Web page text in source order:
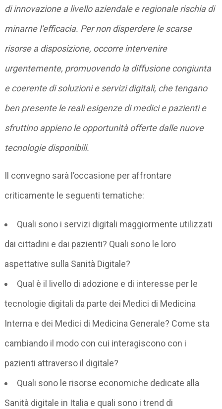
di innovazione a livello aziendale e regionale rischia di
minarne l’efficacia. Per non disperdere le scarse
risorse a disposizione, occorre intervenire
urgentemente, promuovendo la diffusione congiunta
e coerente di soluzioni e servizi digitali, che tengano
ben presente le reali esigenze di medici e pazienti e
sfruttino appieno le opportunità offerte dalle nuove
tecnologie disponibili.
Il convegno sarà l’occasione per affrontare
criticamente le seguenti tematiche:
Quali sono i servizi digitali maggiormente utilizzati
dai cittadini e dai pazienti? Quali sono le loro
aspettative sulla Sanità Digitale?
Qual è il livello di adozione e di interesse per le
tecnologie digitali da parte dei Medici di Medicina
Interna e dei Medici di Medicina Generale? Come sta
cambiando il modo con cui interagiscono con i
pazienti attraverso il digitale?
Quali sono le risorse economiche dedicate alla
Sanità digitale in Italia e quali sono i trend di